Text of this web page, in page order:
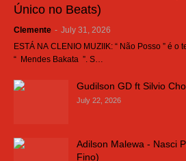
Único no Beats)
Clemente - July 31, 2026
ESTÁ NA CLENIO MUZIIK: “ Não Posso ” é o
“ Mendes Bakata ”. S…
Gudilson GD ft Silvio
July 22, 2026
Adilson Malewa - Nasci
Fino)